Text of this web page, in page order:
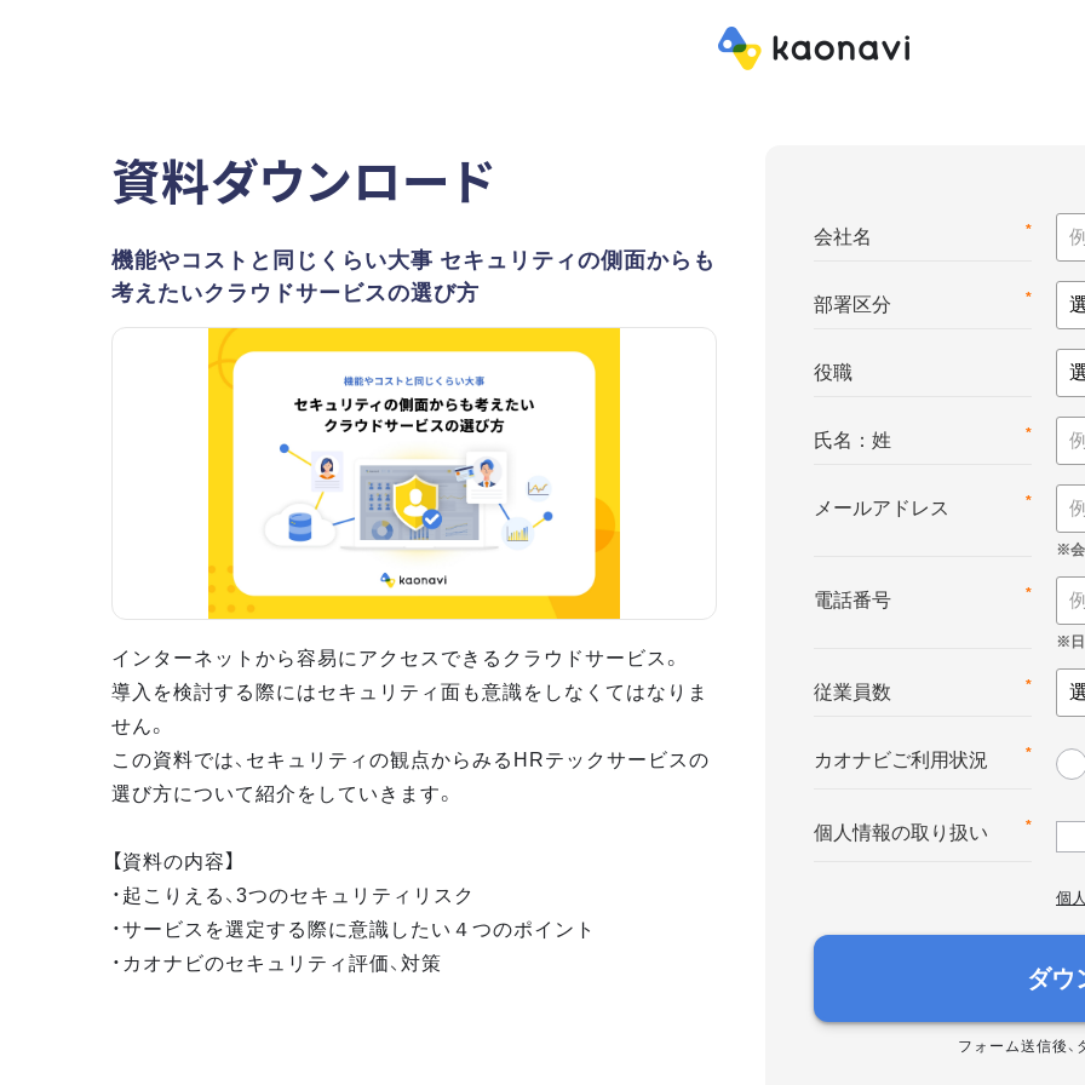
資料ダウンロード
機能やコストと同じくらい大事 セキュリティの側面からも
考えたいクラウドサービスの選び方
インターネットから容易にアクセスできるクラウドサービス。
導入を検討する際にはセキュリティ面も意識をしなくてはなりま
せん。
この資料では、セキュリティの観点からみるHRテックサービスの
選び方について紹介をしていきます。
【資料の内容】
・起こりえる、3つのセキュリティリスク
・サービスを選定する際に意識したい４つのポイント
・カオナビのセキュリティ評価、対策
*
会社名
*
部署区分
役職
*
氏名：姓
*
メールアドレス
*
電話番号
*
従業員数
*
カオナビご利用状況
*
個人情報の取り扱い
個
ダウ
フォーム送信後